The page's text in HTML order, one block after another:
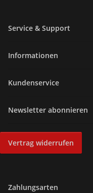
Service & Support
Informationen
Kundenservice
Newsletter abonnieren
Vertrag widerrufen
Zahlungsarten